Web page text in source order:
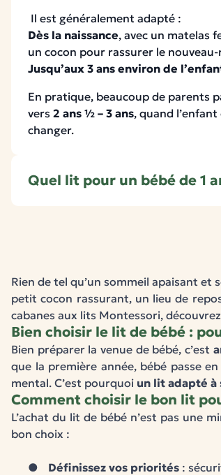
Il est généralement adapté :
Dès la naissance, avec un matelas
un cocon pour rassurer le nouveau-
Jusqu’aux 3 ans environ de
En pratique, beaucoup de parents
vers 2 ans ½ – 3 ans, quand
changer.
Quel lit pour un bébé de 1
Rien de tel qu’un sommeil apaisant et
petit cocon rassurant, un lieu de
cabanes aux lits Montessori,
Bien choisir le lit de bébé :
Bien préparer la venue de bébé, c’est
que la première année, bébé passe
mental. C’est pourquoi un lit adapté à
Comment choisir le bon lit
L’achat du lit de bébé n’est pas une
bon choix :
● Définissez vos priorités :